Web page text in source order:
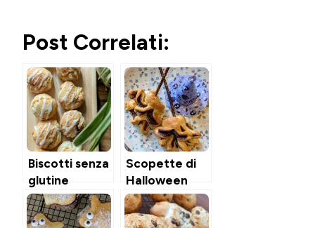
Post Correlati:
Biscotti senza
glutine
Mandorle &
Limone in
Scopette di
Halloween
Sfoglia &
Nutella in